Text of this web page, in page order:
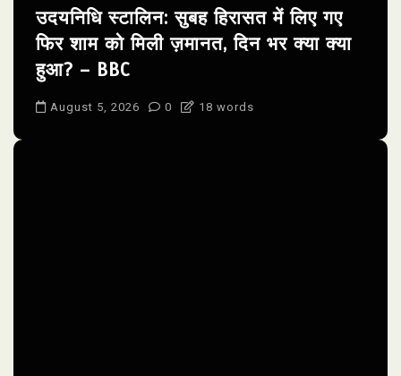
उदयनिधि स्टालिन: सुबह हिरासत में लिए गए
फिर शाम को मिली ज़मानत, दिन भर क्या क्या
हुआ? – BBC
August 5, 2026 0 18 words